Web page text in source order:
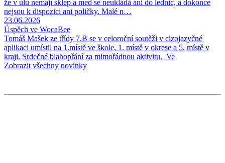
že v úlu nemají sklep a med se neukládá ani do lednic, a dokonce
nejsou k dispozici ani poličky. Malé n…
23.06.2026
Úspěch ve WocaBee
Tomáš Mašek ze třídy 7.B se v celoroční soutěži v cizojazyčné
aplikaci umístil na 1.místě ve škole, 1. místě v okrese a 5. místě v
kraji. Srdečné blahopřání za mimořádnou aktivitu. Ve
Zobrazit všechny novinky